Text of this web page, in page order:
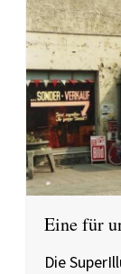
Eine für
Die